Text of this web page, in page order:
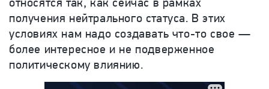
получения нейтрального статуса. В этих
условиях нам надо создавать что-то свое —
более интересное и не подверженное
политическому влиянию.